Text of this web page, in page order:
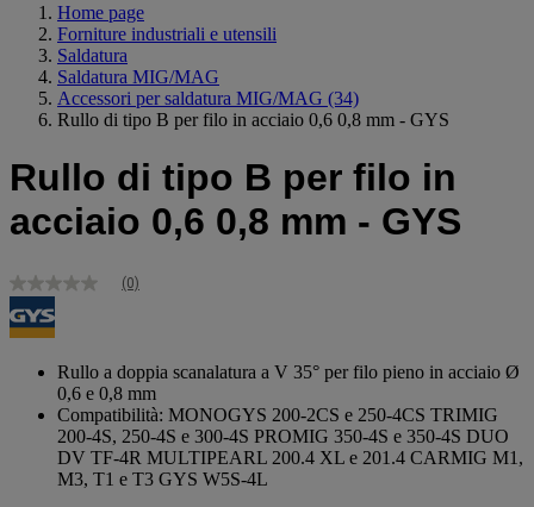
Home page
Forniture industriali e utensili
Saldatura
Saldatura MIG/MAG
Accessori per saldatura MIG/MAG (34)
Rullo di tipo B per filo in acciaio 0,6 0,8 mm - GYS
Rullo di tipo B per filo in
acciaio 0,6 0,8 mm - GYS
Nessuna
valutazione
Stesso
pagina.
(0)
Rullo a doppia scanalatura a V 35° per filo pieno in acciaio Ø
0,6 e 0,8 mm
Compatibilità: MONOGYS 200-2CS e 250-4CS TRIMIG
200-4S, 250-4S e 300-4S PROMIG 350-4S e 350-4S DUO
DV TF-4R MULTIPEARL 200.4 XL e 201.4 CARMIG M1,
M3, T1 e T3 GYS W5S-4L